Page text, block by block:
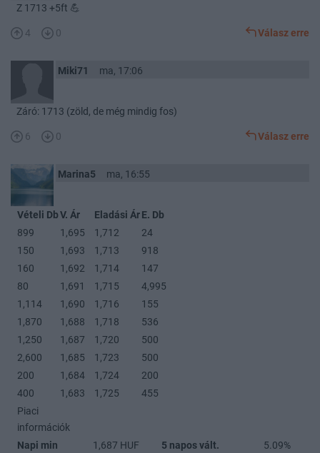
Z 1713 +5ft 💪
4 0 Válasz erre
Miki71 ma, 17:06
Záró: 1713 (zöld, de még mindig fos)
6 0 Válasz erre
Marina5 ma, 16:55
Vételi DbV. Ár Eladási ÁrE. Db
899
1,695 1,712
24
150
1,693 1,713
918
160
1,692 1,714
147
80
1,691 1,715
4,995
1,114
1,690 1,716
155
1,870
1,688 1,718
536
1,250
1,687 1,720
500
2,600
1,685 1,723
500
200
1,684 1,724
200
400
1,683 1,725
455
Piaci
információk
Napi min
1,687 HUF 5 napos vált.
5.09%